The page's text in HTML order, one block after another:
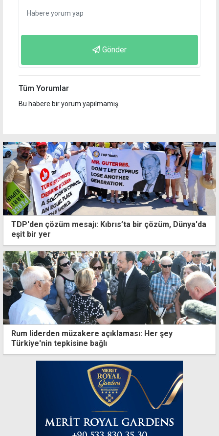
Gönder
Tüm Yorumlar
Bu habere bir yorum yapılmamış.
TDP'den çözüm mesajı: Kıbrıs’ta bir çözüm, Dünya'da
eşit bir yer
Rum liderden müzakere açıklaması: Her şey
Türkiye'nin tepkisine bağlı